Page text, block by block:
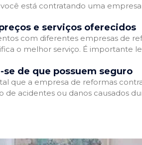
está contratando uma
e serviços oferecidos
com diferentes empresas de
o melhor serviço. É importante
de que possuem seguro
que a empresa de reformas
de acidentes ou danos causados